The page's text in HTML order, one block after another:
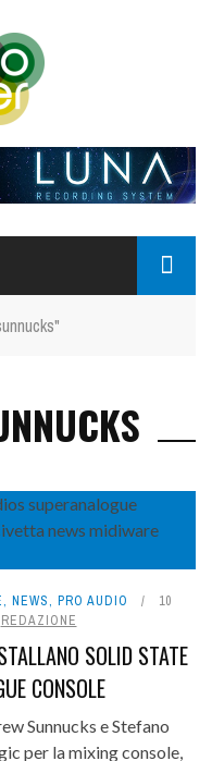
, NEWS, PRO AUDIO
10
REDAZIONE
SOLID STATE
CONSOLE
Sunnucks e Stefano
per la mixing console,